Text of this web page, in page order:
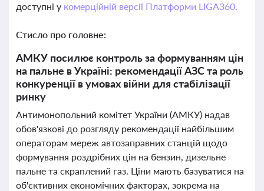
доступні у комерційній версії Платформи LIGA360.
Стисло про головне:
АМКУ посилює контроль за формуванням цін
на пальне в Україні: рекомендації АЗС та роль
конкуренції в умовах війни для стабілізації
ринку
Антимонопольний комітет України (АМКУ) надав
обов'язкові до розгляду рекомендації найбільшим
операторам мереж автозаправних станцій щодо
формування роздрібних цін на бензин, дизельне
пальне та скраплений газ. Ціни мають базуватися на
об'єктивних економічних факторах, зокрема на